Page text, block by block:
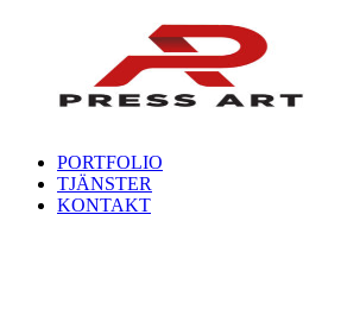
PORTFOLIO
TJÄNSTER
KONTAKT